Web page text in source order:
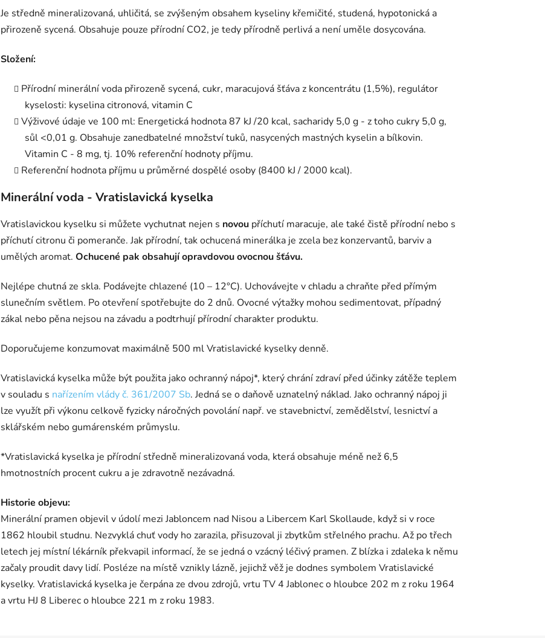
Je středně mineralizovaná, uhličitá, se zvýšeným obsahem kyseliny křemičité, studená, hypotonická a
přirozeně sycená. Obsahuje pouze přírodní CO2, je tedy přírodně perlivá a není uměle dosycována.
Složení:
Přírodní minerální voda přirozeně sycená, cukr, maracujová šťáva z koncentrátu (1,5%), regulátor
kyselosti: kyselina citronová, vitamin C
Výživové údaje ve 100 ml: Energetická hodnota 87 kJ /20 kcal, sacharidy 5,0 g - z toho cukry 5,0 g,
sůl <0,01 g. Obsahuje zanedbatelné množství tuků, nasycených mastných kyselin a bílkovin.
Vitamin C - 8 mg, tj. 10% referenční hodnoty příjmu.
Referenční hodnota příjmu u průměrné dospělé osoby (8400 kJ / 2000 kcal).
Minerální voda - Vratislavická kyselka
Vratislavickou kyselku si můžete vychutnat nejen s novou příchutí maracuje, ale také čistě přírodní nebo s
příchutí citronu či pomeranče. Jak přírodní, tak ochucená minerálka je zcela bez konzervantů, barviv a
umělých aromat. Ochucené pak obsahují opravdovou ovocnou šťávu.
Nejlépe chutná ze skla. Podávejte chlazené (10 – 12°C). Uchovávejte v chladu a chraňte před přímým
slunečním světlem. Po otevření spotřebujte do 2 dnů. Ovocné výtažky mohou sedimentovat, případný
zákal nebo pěna nejsou na závadu a podtrhují přírodní charakter produktu.
Doporučujeme konzumovat maximálně 500 ml Vratislavické kyselky denně.
Vratislavická kyselka může být použita jako ochranný nápoj*, který chrání zdraví před účinky zátěže teplem
v souladu s nařízením vlády č. 361/2007 Sb. Jedná se o daňově uznatelný náklad. Jako ochranný nápoj ji
lze využít při výkonu celkově fyzicky náročných povolání např. ve stavebnictví, zemědělství, lesnictví a
sklářském nebo gumárenském průmyslu.
*Vratislavická kyselka je přírodní středně mineralizovaná voda, která obsahuje méně než 6,5
hmotnostních procent cukru a je zdravotně nezávadná.
Historie objevu:
Minerální pramen objevil v údolí mezi Jabloncem nad Nisou a Libercem Karl Skollaude, když si v roce
1862 hloubil studnu. Nezvyklá chuť vody ho zarazila, přisuzoval ji zbytkům střelného prachu. Až po třech
letech jej místní lékárník překvapil informací, že se jedná o vzácný léčivý pramen. Z blízka i zdaleka k němu
začaly proudit davy lidí. Posléze na místě vznikly lázně, jejichž věž je dodnes symbolem Vratislavické
kyselky. Vratislavická kyselka je čerpána ze dvou zdrojů, vrtu TV 4 Jablonec o hloubce 202 m z roku 1964
a vrtu HJ 8 Liberec o hloubce 221 m z roku 1983.